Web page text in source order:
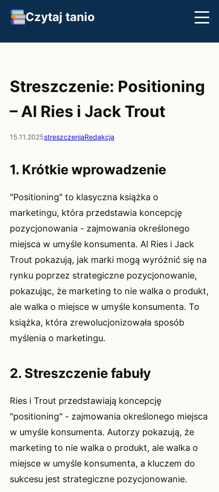
Czytaj tanio
Streszczenia
Streszczenie: Positioning
– Al Ries i Jack Trout
15.11.2025streszczeniaRedakcja
1. Krótkie wprowadzenie
"Positioning" to klasyczna książka o
marketingu, która przedstawia koncepcję
pozycjonowania - zajmowania określonego
miejsca w umyśle konsumenta. Al Ries i Jack
Trout pokazują, jak marki mogą wyróżnić się na
rynku poprzez strategiczne pozycjonowanie,
pokazując, że marketing to nie walka o produkt,
ale walka o miejsce w umyśle konsumenta. To
książka, która zrewolucjonizowała sposób
myślenia o marketingu.
2. Streszczenie fabuły
Ries i Trout przedstawiają koncepcję
"positioning" - zajmowania określonego miejsca
w umyśle konsumenta. Autorzy pokazują, że
marketing to nie walka o produkt, ale walka o
miejsce w umyśle konsumenta, a kluczem do
sukcesu jest strategiczne pozycjonowanie.